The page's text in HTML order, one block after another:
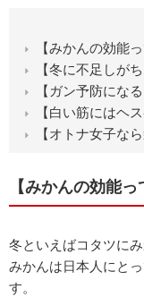
【みかんの効能
【冬に不足しが
【ガン予防にな
【白い筋にはヘ
【オトナ女子な
【みかんの効能
冬といえばコタツにみ
みかんは日本人にと
す。